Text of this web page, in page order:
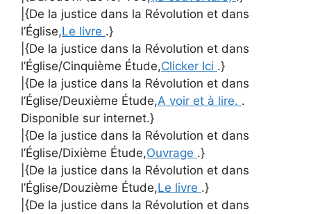
|{De la justice dans la Révolution et dans
l’Église,Le livre .}
|{De la justice dans la Révolution et dans
l’Église/Cinquième Étude,Clicker Ici .}
|{De la justice dans la Révolution et dans
l’Église/Deuxième Étude,A voir et à lire. .
Disponible sur internet.}
|{De la justice dans la Révolution et dans
l’Église/Dixième Étude,Ouvrage .}
|{De la justice dans la Révolution et dans
l’Église/Douzième Étude,Le livre .}
|{De la justice dans la Révolution et dans